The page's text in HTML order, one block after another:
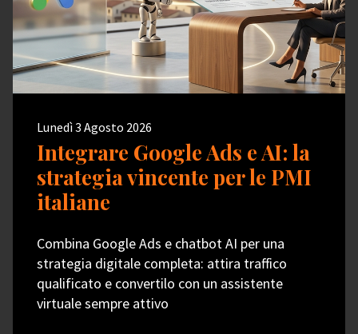
Lunedì 3 Agosto 2026
Integrare Google Ads e AI: la
strategia vincente per le PMI
italiane
Combina Google Ads e chatbot AI per una
strategia digitale completa: attira traffico
qualificato e convertilo con un assistente
virtuale sempre attivo